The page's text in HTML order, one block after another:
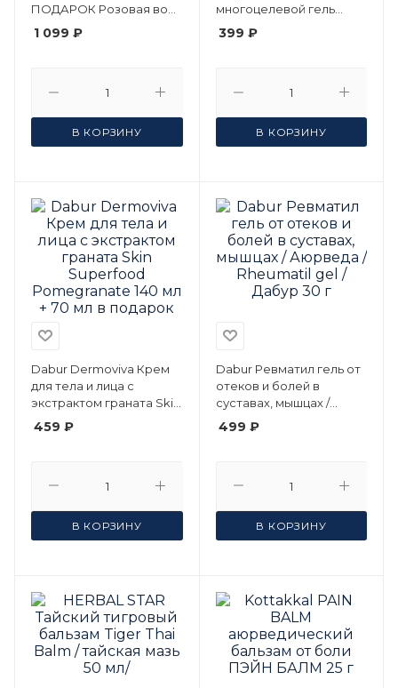
ПОДАРОК Розовая вода
Dabur 59 мл / Гулабари
1 099 ₽
В КОРЗИНУ
многоцелевой гель
АЛОЭ (алое) ВЕРА 98%,
399 ₽
В КОРЗИНУ
Dabur Dermoviva Крем
для тела и лица с
экстрактом граната Skin
Superfood Pomegranate
140 мл + 70 мл в подарок
459 ₽
В КОРЗИНУ
Dabur Ревматил гель от
отеков и болей в
суставах, мышцах /
Аюрведа / Rheumatil gel /
Дабур 30 г
499 ₽
В КОРЗИНУ